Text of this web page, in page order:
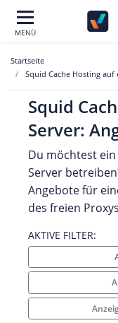
MENÜ
Startseite
Squid Cache Hosting auf
Squid
Server:
Du möchtest
Server
Angebote für
des freien
AKTIVE FILTER: